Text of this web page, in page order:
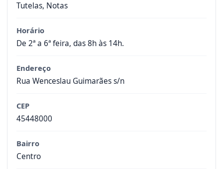
Tutelas, Notas
Horário
De 2ª a 6ª feira, das 8h às 14h.
Endereço
Rua Wenceslau Guimarães s/n
CEP
45448000
Bairro
Centro